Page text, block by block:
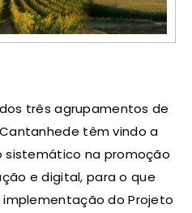
três agrupamentos de
têm vindo a
sistemático na promoção
e digital, para o que
do Projeto